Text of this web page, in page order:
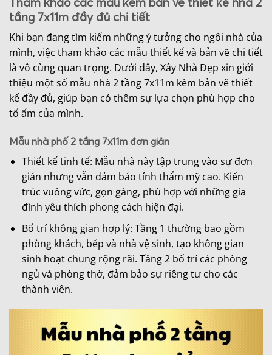
tầng 7x11m đầy đủ chi tiết
Khi bạn đang tìm kiếm những ý tưởng cho ngôi nhà của
mình, việc tham khảo các mẫu thiết kế và bản vẽ chi tiết
là vô cùng quan trọng. Dưới đây, Xây Nhà Đẹp xin giới
thiệu một số mẫu nhà 2 tầng 7x11m kèm bản vẽ thiết
kế đầy đủ, giúp bạn có thêm sự lựa chọn phù hợp cho
tổ ấm của mình.
Mẫu nhà phố 2 tầng 7x11m đơn giản
Thiết kế tinh tế: Mẫu nhà này tập trung vào sự đơn
giản nhưng vẫn đảm bảo tính thẩm mỹ cao. Kiến
trúc vuông vức, gọn gàng, phù hợp với những gia
đình yêu thích phong cách hiện đại.
Bố trí không gian hợp lý: Tầng 1 thường bao gồm
phòng khách, bếp và nhà vệ sinh, tạo không gian
sinh hoạt chung rộng rãi. Tầng 2 bố trí các phòng
ngủ và phòng thờ, đảm bảo sự riêng tư cho các
thành viên.